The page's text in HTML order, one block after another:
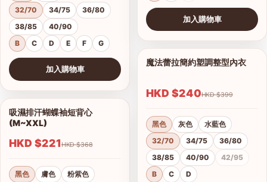
32/70
34/75
36/80
38/85
40/90
B
C D E F G
加入購物車
查看圖片
吸濕排汗蝴蝶袖短背心
(M~XXL)
HKD $221 HKD $368
黑色 膚色
粉紫色
加入購物車
1/10
查看圖片
魔法蕾拉簡約塑調整型內衣
HKD $240 HKD $399
黑色 灰色
水藍色
32/70
34/75
36/80
38/85
40/90
42/95
B
C D